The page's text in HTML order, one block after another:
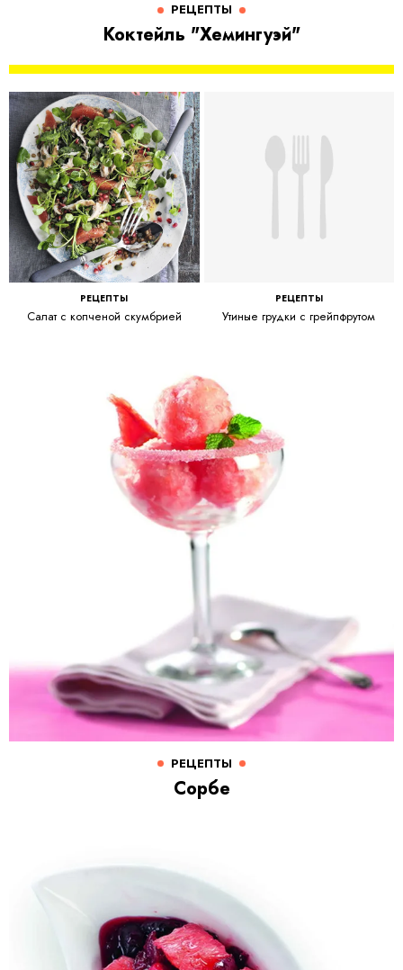
РЕЦЕПТЫ
Коктейль "Хемингуэй"
РЕЦЕПТЫ
Салат с копченой скумбрией
РЕЦЕПТЫ
Утиные грудки с грейпфрутом
РЕЦЕПТЫ
Сорбе